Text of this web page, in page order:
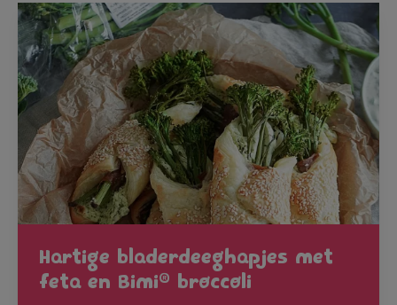
Hartige bladerdeeghapjes met
feta en Bimi® broccoli